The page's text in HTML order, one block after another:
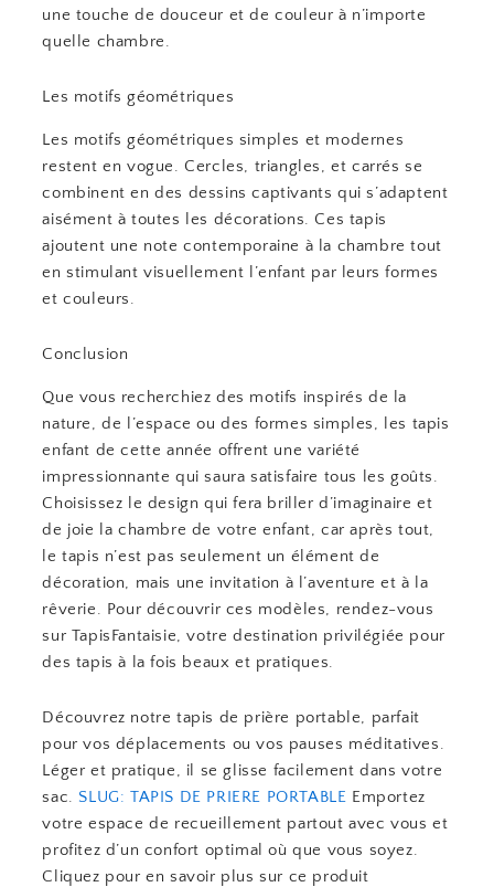
une touche de douceur et de couleur à n’importe
quelle chambre.
Les motifs géométriques
Les motifs géométriques simples et modernes
restent en vogue. Cercles, triangles, et carrés se
combinent en des dessins captivants qui s’adaptent
aisément à toutes les décorations. Ces tapis
ajoutent une note contemporaine à la chambre tout
en stimulant visuellement l’enfant par leurs formes
et couleurs.
Conclusion
Que vous recherchiez des motifs inspirés de la
nature, de l’espace ou des formes simples, les tapis
enfant de cette année offrent une variété
impressionnante qui saura satisfaire tous les goûts.
Choisissez le design qui fera briller d’imaginaire et
de joie la chambre de votre enfant, car après tout,
le tapis n’est pas seulement un élément de
décoration, mais une invitation à l’aventure et à la
rêverie. Pour découvrir ces modèles, rendez-vous
sur TapisFantaisie, votre destination privilégiée pour
des tapis à la fois beaux et pratiques.
Découvrez notre tapis de prière portable, parfait
pour vos déplacements ou vos pauses méditatives.
Léger et pratique, il se glisse facilement dans votre
sac. SLUG: TAPIS DE PRIERE PORTABLE Emportez
votre espace de recueillement partout avec vous et
profitez d’un confort optimal où que vous soyez.
Cliquez pour en savoir plus sur ce produit